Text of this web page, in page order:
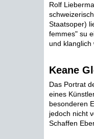
Rolf
Staatsoper)
femmes" su
und klanglich
Keane
Das Portrat
eines
besonderen
jedoch nicht
Schaffen